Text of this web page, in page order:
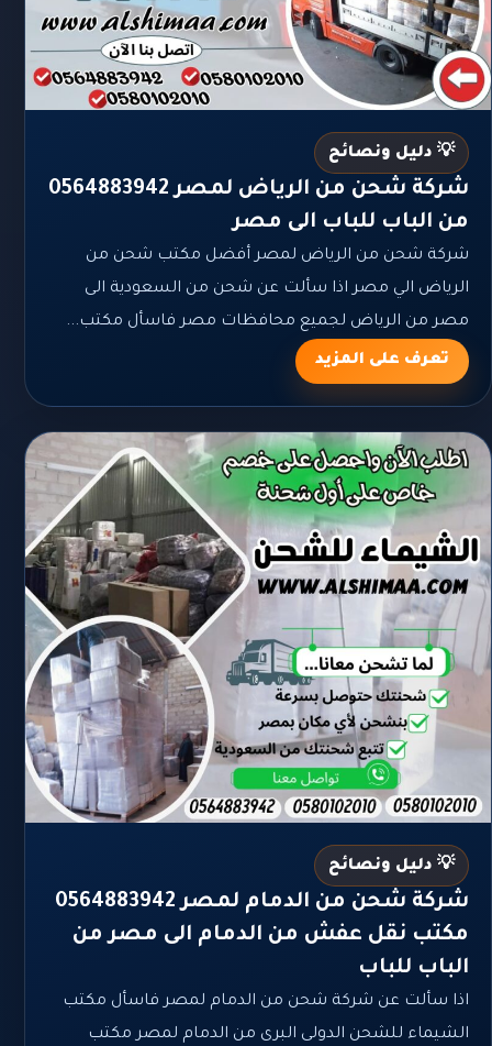
💡 دليل ونصائح
شركة شحن من الرياض لمصر 0564883942
من الباب للباب الى مصر
شركة شحن من الرياض لمصر أفضل مكتب شحن من
الرياض الي مصر اذا سألت عن شحن من السعودية الى
مصر من الرياض لجميع محافظات مصر فاسأل مكتب...
تعرف على المزيد
💡 دليل ونصائح
شركة شحن من الدمام لمصر 0564883942
مكتب نقل عفش من الدمام الى مصر من
الباب للباب
اذا سألت عن شركة شحن من الدمام لمصر فاسأل مكتب
الشيماء للشحن الدولى البرى من الدمام لمصر مكتب